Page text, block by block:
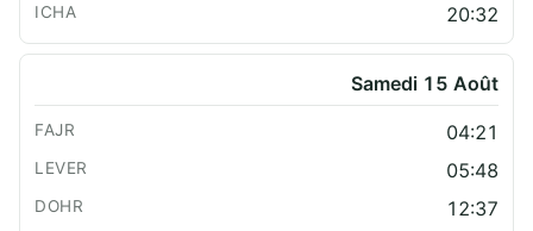
20:32
Samedi 15 Août
04:21
05:48
12:37